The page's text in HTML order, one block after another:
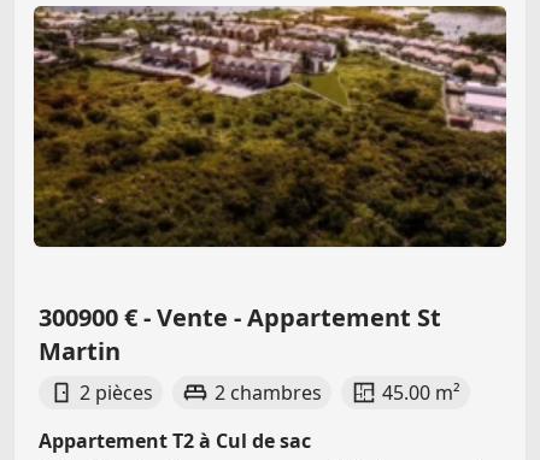
300900 € - Vente - Appartement St
Martin
2 pièces 2 chambres
45.00 m²
Appartement T2 à Cul de sac